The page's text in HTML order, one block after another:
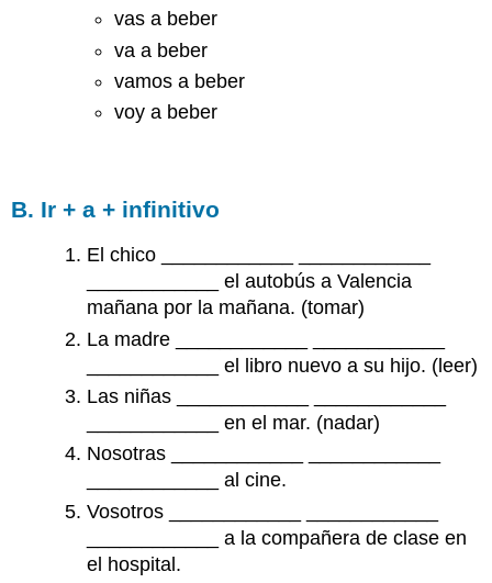
vas a beber
va a beber
vamos a beber
voy a beber
B. Ir + a + infinitivo
El chico ____________ ____________
____________ el autobús a Valencia
mañana por la mañana. (tomar)
La madre ____________ ____________
____________ el libro nuevo a su hijo. (leer)
Las niñas ____________ ____________
____________ en el mar. (nadar)
Nosotras ____________ ____________
____________ al cine.
Vosotros ____________ ____________
____________ a la compañera de clase en
el hospital.